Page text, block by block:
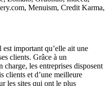
Menuism, Credit Karma,
est important qu’elle ait une
clients. Grâce à un
charge, les entreprises disposent
clients et d’une meilleure
les sites qui ont le plus